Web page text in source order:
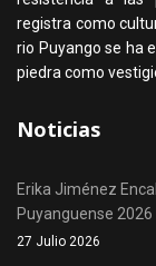
registra como
rio Puyango se ha
piedra como
Noticias
Erika Jiménez
Puyanguense 2026
27 Julio 2026